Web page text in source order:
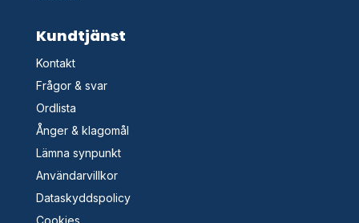
Kundtjänst
Kontakt
Frågor & svar
Ordlista
Ånger & klagomål
Lämna synpunkt
Användarvillkor
Dataskyddspolicy